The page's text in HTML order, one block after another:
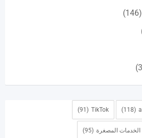
(146)
(118)
TikTok
(91)
الخدمات المصغرة (95)